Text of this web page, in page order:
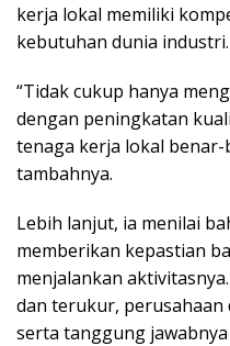
kerja lokal memiliki
kebutuhan dunia industri.
“Tidak cukup hanya
dengan peningkatan
tenaga kerja lokal benar-
tambahnya.
Lebih lanjut, ia menilai
memberikan kepastian
menjalankan
dan terukur, perusahaan
serta tanggung